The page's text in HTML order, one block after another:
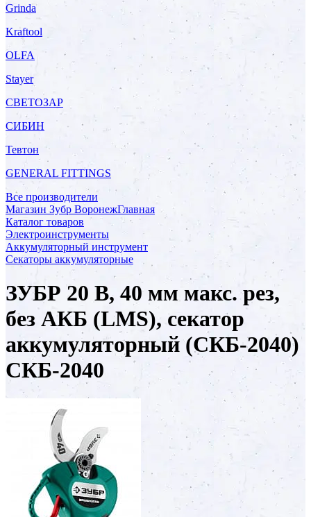
Grinda
Kraftool
OLFA
Stayer
СВЕТОЗАР
СИБИН
Тевтон
GENERAL FITTINGS
Все производители
Магазин Зубр ВоронежГлавная
Каталог товаров
Электроинструменты
Аккумуляторный инструмент
Секаторы аккумуляторные
ЗУБР 20 В, 40 мм макс. рез,
без АКБ (LMS), секатор
аккумуляторный (СКБ-2040)
СКБ-2040